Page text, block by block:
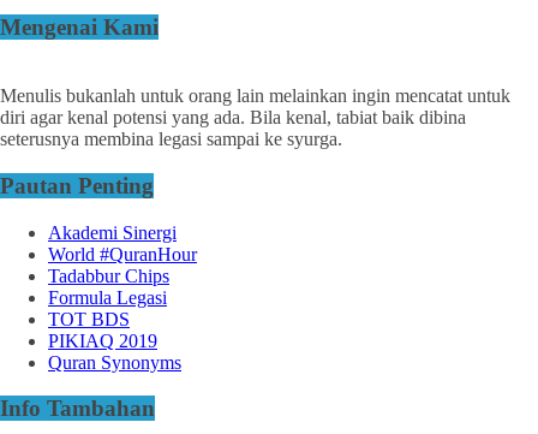
Mengenai Kami
Menulis bukanlah untuk orang lain melainkan ingin mencatat untuk
diri agar kenal potensi yang ada. Bila kenal, tabiat baik dibina
seterusnya membina legasi sampai ke syurga.
Pautan Penting
Akademi Sinergi
World #QuranHour
Tadabbur Chips
Formula Legasi
TOT BDS
PIKIAQ 2019
Quran Synonyms
Info Tambahan